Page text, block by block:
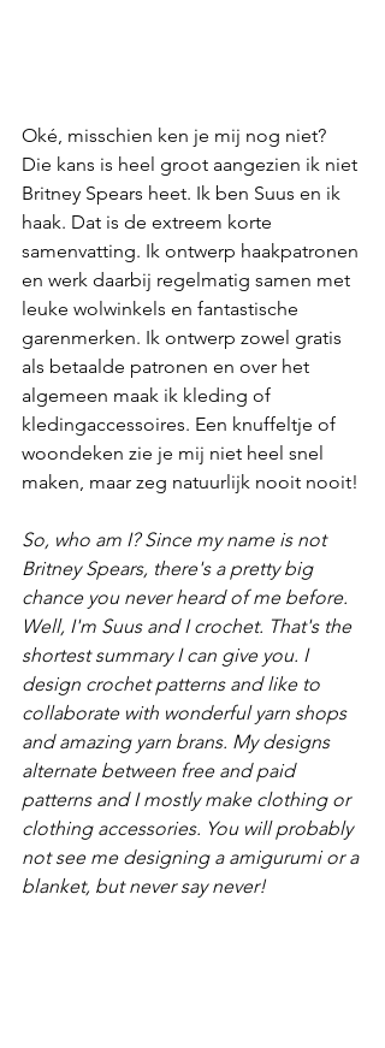
Oké, misschien ken je mij nog niet?
Die kans is heel groot aangezien ik niet
Britney Spears heet. Ik ben Suus en ik
haak. Dat is de extreem korte
samenvatting. Ik ontwerp haakpatronen
en werk daarbij regelmatig samen met
leuke wolwinkels en fantastische
garenmerken. Ik ontwerp zowel gratis
als betaalde patronen en over het
algemeen maak ik kleding of
kledingaccessoires. Een knuffeltje of
woondeken zie je mij niet heel snel
maken, maar zeg natuurlijk nooit nooit!
So, who am I? Since my name is not
Britney Spears, there's a pretty big
chance you never heard of me before.
Well, I'm Suus and I crochet. That's the
shortest summary I can give you. I
design crochet patterns and like to
collaborate with wonderful yarn shops
and amazing yarn brans. My designs
alternate between free and paid
patterns and I mostly make clothing or
clothing accessories. You will probably
not see me designing a amigurumi or a
blanket, but never say never!